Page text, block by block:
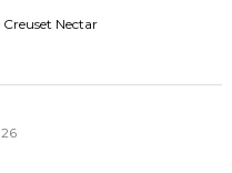
Nectar